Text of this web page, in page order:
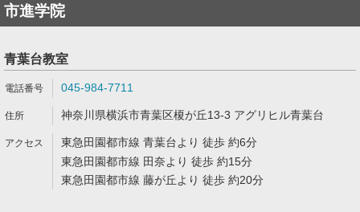
市進学院
青葉台教室
045-984-7711
神奈川県横浜市青葉区榎が丘13-3 アグリヒル青葉台
東急田園都市線 青葉台より 徒歩 約6分
東急田園都市線 田奈より 徒歩 約15分
東急田園都市線 藤が丘より 徒歩 約20分